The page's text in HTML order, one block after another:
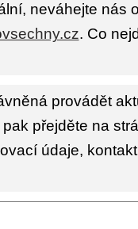
neváhejte nás
. Co
provádět
pak přejděte na
údaje,